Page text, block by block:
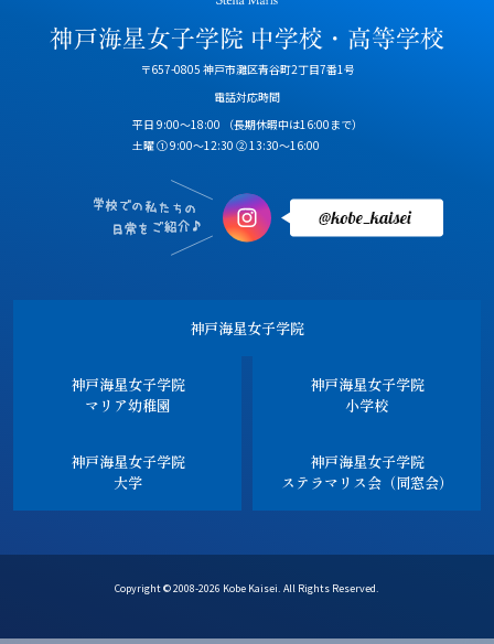
〒657-0805 神戸市灘区青谷町2丁目7番1号
電話対応時間
平日 9:00～18:00
（長期休暇中は16:00まで）
土曜 ① 9:00～12:30 ② 13:30～16:00
神戸海星女子学院
神戸海星女子学院
マリア幼稚園
神戸海星女子学院
小学校
神戸海星女子学院
大学
神戸海星女子学院
ステラマリス会（同窓会）
Copyright © 2008-2026 Kobe Kaisei. All Rights Reserved.